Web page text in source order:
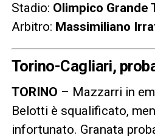
Stadio: Olimpico Grande
Arbitro: Massimiliano
Torino-Cagliari,
TORINO – Mazzarri in
Belotti è squalificato,
infortunato. Granata